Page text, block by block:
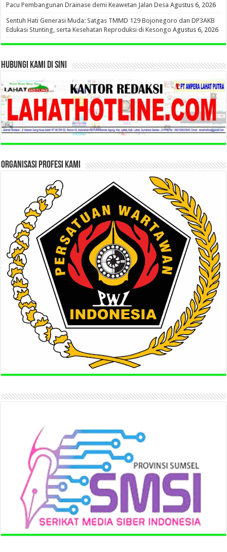
Pacu Pembangunan Drainase demi Keawetan Jalan Desa Agustus 6, 2026
Sentuh Hati Generasi Muda: Satgas TMMD 129 Bojonegoro dan DP3AKB
Edukasi Stunting, serta Kesehatan Reproduksi di Kesongo Agustus 6, 2026
HUBUNGI KAMI DI SINI
ORGANISASI PROFESI KAMI